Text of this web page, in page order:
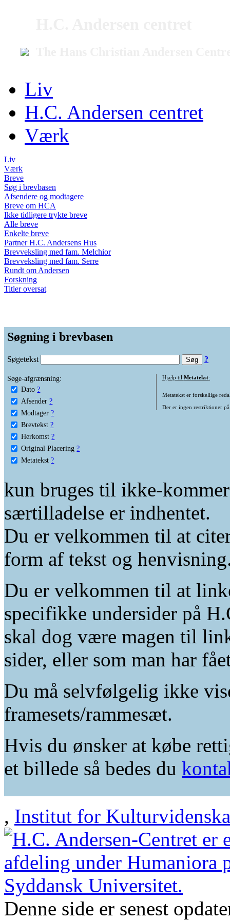
Liv
H.C. Andersen centret
Værk
Liv
Værk
Breve
Søg i brevbasen
Afsendere og modtagere
Breve om HCA
Ikke tidligere trykte breve
Alle breve
Enkelte breve
Partner H.C. Andersens Hus
Brevveksling med fam. Melchior
Brevveksling med fam. Serre
Rundt om Andersen
Forskning
Titler oversat
Søgning i brevbasen
Søgetekst ?
Søge-afgrænsning:
Dato ?
Afsender ?
Modtager ?
Brevtekst ?
Herkomst ?
Original Placering ?
Metatekst ?
Hjælp til Metatekst:
Metatekst er forskellige
Der er ingen restriktioner
kun bruges til ikke-
særtilladelse er indhentet.
Du er velkommen til at
form af tekst og
Du er velkommen til at
specifikke undersider på
skal dog være magen til
sider, eller som man har
Du må selvfølgelig ikke
framesets/rammesæt.
Hvis du ønsker at købe
et billede så bedes du
, Institut for
Denne side er senest